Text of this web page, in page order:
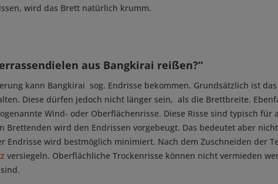
wird das Brett natürlich krumm.
aus Bangkirai reißen?“
kann Bangkirai sog. Endrisse bekommen. Grundsätzlich ist
Diese dürfen jedoch nicht länger sein, als die Brettbreite.
Wind- oder Oberflächenrisse. Diese Risse sind typisch
Brettenden wird den Endrissen vorgebeugt. Das bedeutet aber
Endrisse wird bestmöglich minimiert. Nach dem Zuschneiden der
versiegeln. Oberflächliche Trockenrisse können nicht vermieden